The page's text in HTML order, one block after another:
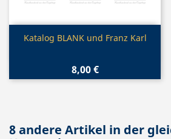
Vorschau
Katalog BLANK und Franz Karl
8,00 €
8 andere Artikel in der